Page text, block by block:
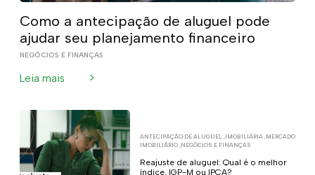
Como a antecipação de aluguel pode
ajudar seu planejamento financeiro
NEGÓCIOS E FINANÇAS
Leia mais >
Reajuste de aluguel: Qual é o melhor
índice, IGP-M ou IPCA?
ANTECIPAÇÃO DE ALUGUEL,IMOBILIÁRIA,MERCADO
IMOBILIÁRIO,NEGÓCIOS E FINANÇAS